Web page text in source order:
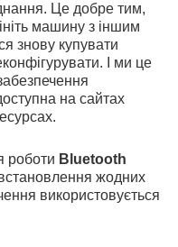
Це добре тим,
машину з іншим
знову купувати
І ми це
на сайтах
роботи Bluetooth
жодних
використовується